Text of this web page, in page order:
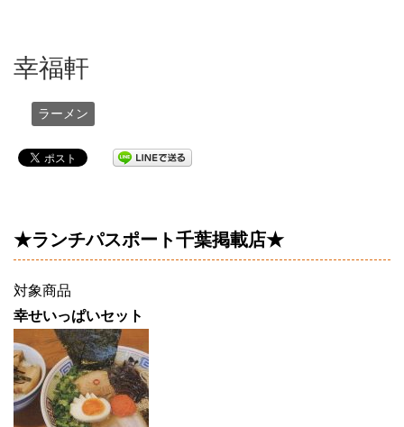
幸福軒
ラーメン
★ランチパスポート千葉掲載店★
対象商品
幸せいっぱいセット